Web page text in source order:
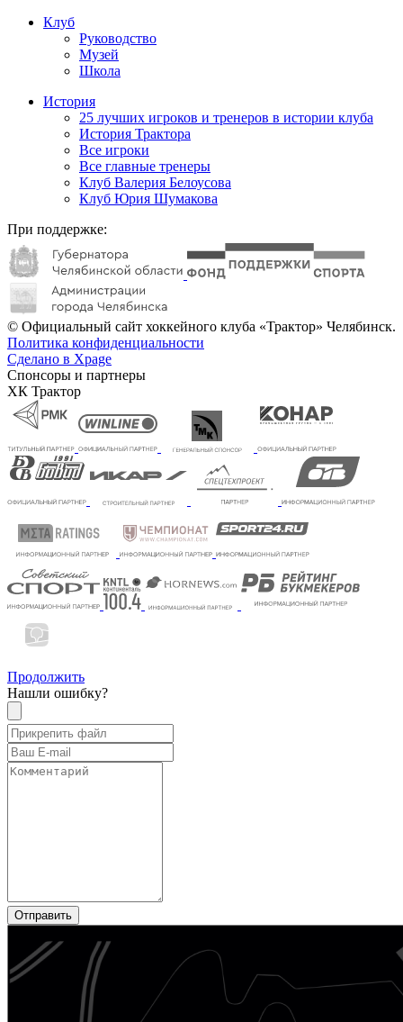
Клуб
Руководство
Музей
Школа
История
25 лучших игроков и тренеров в истории клуба
История Трактора
Все игроки
Все главные тренеры
Клуб Валерия Белоусова
Клуб Юрия Шумакова
При поддержке:
© Официальный сайт хоккейного клуба «Трактор» Челябинск.
Политика конфиденциальности
Сделано в Xpage
Спонсоры и партнеры
ХК Трактор
Продолжить
Нашли ошибку?